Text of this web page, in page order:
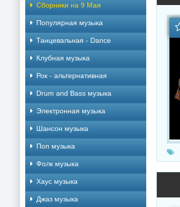
Сборники на 9 Мая
Популярная музыка
Танцевальная - Dance
Клубная музыка
Рок - альтернативная
Drum and Bass музыка
Электронная музыка
Шансон музыка
Поп музыка
Фолк музыка
Хаус музыка
Джаз музыка